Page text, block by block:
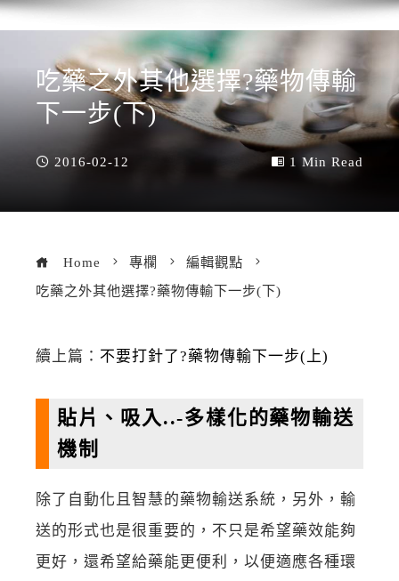
吃藥之外其他選擇?藥物傳輸
下一步(下)
2016-02-12 1 Min Read
Home 專欄
編輯觀點
吃藥之外其他選擇?藥物傳輸下一步(下)
續上篇： 不要打針了?藥物傳輸下一步(上)
貼片、吸入..-多樣化的藥物輸送
機制
除了自動化且智慧的藥物輸送系統，另外，輸
送的形式也是很重要的，不只是希望藥效能夠
更好，還希望給藥能更便利，以便適應各種環